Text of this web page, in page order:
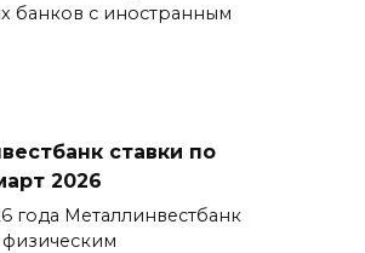
банков с иностранным
ставки по
2026
года Металлинвестбанк
физическим